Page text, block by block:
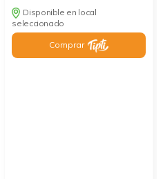
Disponible en local
seleccionado
Comprar